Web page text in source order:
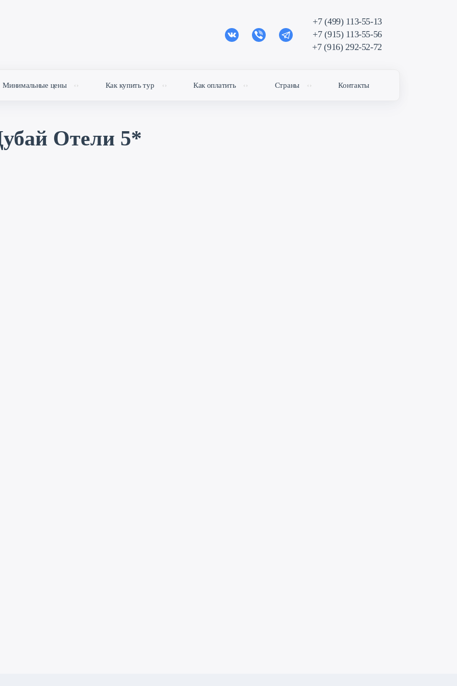
+7 (499) 113-55-13
+7 (915) 113-55-56
+7 (916) 292-52-72
Минимальные цены Как купить тур Как оплатить Страны Контакты
Отели 5*